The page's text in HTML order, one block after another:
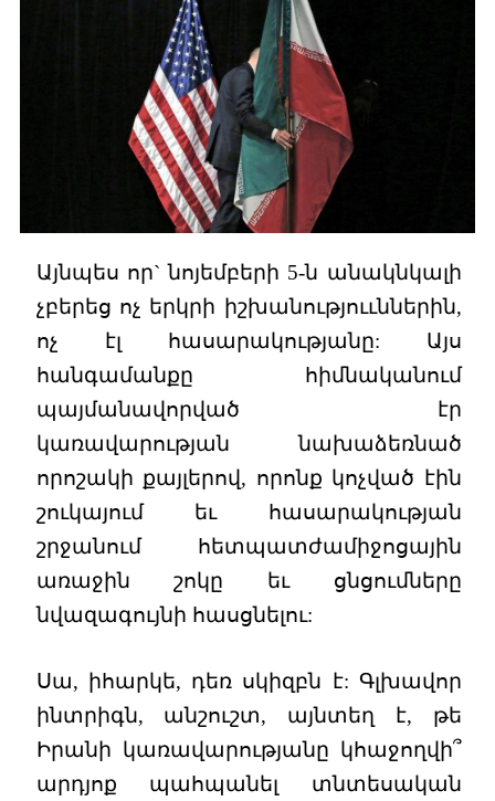
Այնպես որ` նոյեմբերի 5-ն անակնկալի
չբերեց ոչ երկրի իշխանություւններին,
ոչ էլ հասարակությանը: Այս
հանգամանքը հիմնականում
պայմանավորված էր
կառավարության նախաձեռնած
որոշակի քայլերով, որոնք կոչված էին
շուկայում եւ հասարակության
շրջանում հետպատժամիջոցային
առաջին շոկը եւ ցնցումները
նվազագույնի հասցնելու:
Սա, իհարկե, դեռ սկիզբն է: Գլխավոր
ինտրիգն, անշուշտ, այնտեղ է, թե
Իրանի կառավարությանը կհաջողվի՞
արդյոք պահպանել տնտեսական